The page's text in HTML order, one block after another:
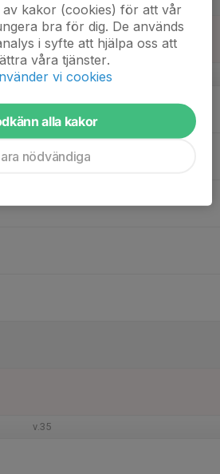
v.34
v.35
av kakor (cookies) för att vår
bra för dig. De används
i syfte att hjälpa oss att
våra tjänster.
vi cookies
alla kakor
nödvändiga